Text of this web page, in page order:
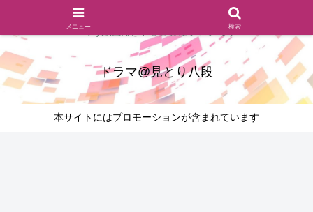
ドラマのシーンとセリフを切り取ったあらすじレビュー(復習ネタ
バレ)と感想を中心としたブログです
ドラマ@見とり八段
本サイトにはプロモーションが含まれています
メニュー 検索